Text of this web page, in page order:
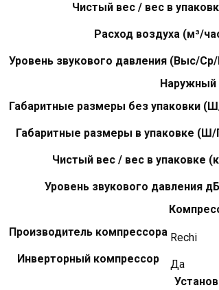
Чистый вес / вес в
Расход воздуха (м³/
Уровень звукового давления (Выс/
Наружный
Габаритные размеры без упаковки
Габаритные размеры в упаковке
Чистый вес / вес в упаковке
Уровень звукового давления
Производитель компрессора Rechi
Инверторный компрессор
Да